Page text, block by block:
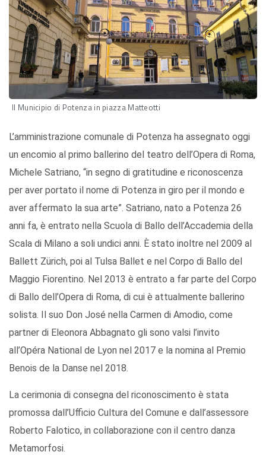
Il Municipio di Potenza in piazza Matteotti
L’amministrazione comunale di Potenza ha assegnato oggi
un encomio al primo ballerino del teatro dell’Opera di Roma,
Michele Satriano, “in segno di gratitudine e riconoscenza
per aver portato il nome di Potenza in giro per il mondo e
aver affermato la sua arte”. Satriano, nato a Potenza 26
anni fa, è entrato nella Scuola di Ballo dell’Accademia della
Scala di Milano a soli undici anni. È stato inoltre nel 2009 al
Ballett Zürich, poi al Tulsa Ballet e nel Corpo di Ballo del
Maggio Fiorentino. Nel 2013 è entrato a far parte del Corpo
di Ballo dell’Opera di Roma, di cui è attualmente ballerino
solista. Il suo Don José nella Carmen di Amodio, come
partner di Eleonora Abbagnato gli sono valsi l’invito
all’Opéra National de Lyon nel 2017 e la nomina al Premio
Benois de la Danse nel 2018.
La cerimonia di consegna del riconoscimento è stata
promossa dall’Ufficio Cultura del Comune e dall’assessore
Roberto Falotico, in collaborazione con il centro danza
Metamorfosi.